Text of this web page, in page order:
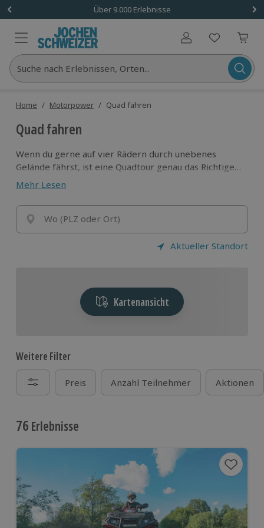
Über 9.000 Erlebnisse
Benutzerkonto
Suche nach Erlebnissen, Orten...
Home / Motorpower / Quad fahren
Quad fahren
Wenn du gerne auf vier Rädern durch unebenes
Gelände fährst, ist eine Quadtour genau das Richtige
für dich! Die wendigen Fahrzeuge meistern fast jedes
Terrain und lassen dich mit Highspeed durchs
Gelände jagen oder entspannt über Straßen cruisen.
Im Onlineshop von Jochen Schweizer kannst du ganz
einfach dein Quad-Erlebnis buchen!
Mehr Lesen
Wo (PLZ oder Ort)
Aktueller Standort
Kartenansicht
Weitere Filter
Preis Anzahl Teilnehmer Aktionen
76 Erlebnisse